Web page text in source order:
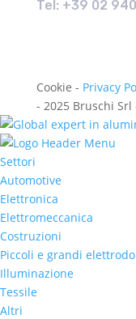
Tel: +39 02
Cookie - Privacy
- 2025 Bruschi Srl
Settori
Automotive
Elettronica
Elettromeccanica
Costruzioni
Piccoli e grandi
Illuminazione
Tessile
Altri